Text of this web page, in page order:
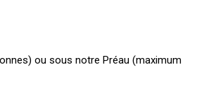
ou sous notre Préau (maximum